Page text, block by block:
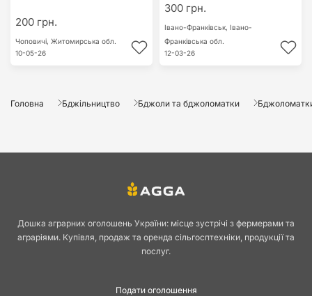
200 грн.
Чоповичі, Житомирська обл.
10-05-26
300 грн.
Івано-Франківськ, Івано-
Франківська обл.
12-03-26
Головна Бджільництво Бджоли та бджоломатки
Дошка аграрних оголошень України: місце зустрічі з фермерами та
аграріями. Купівля, продаж та оренда сільгосптехніки, продукції та
послуг.
Подати оголошення